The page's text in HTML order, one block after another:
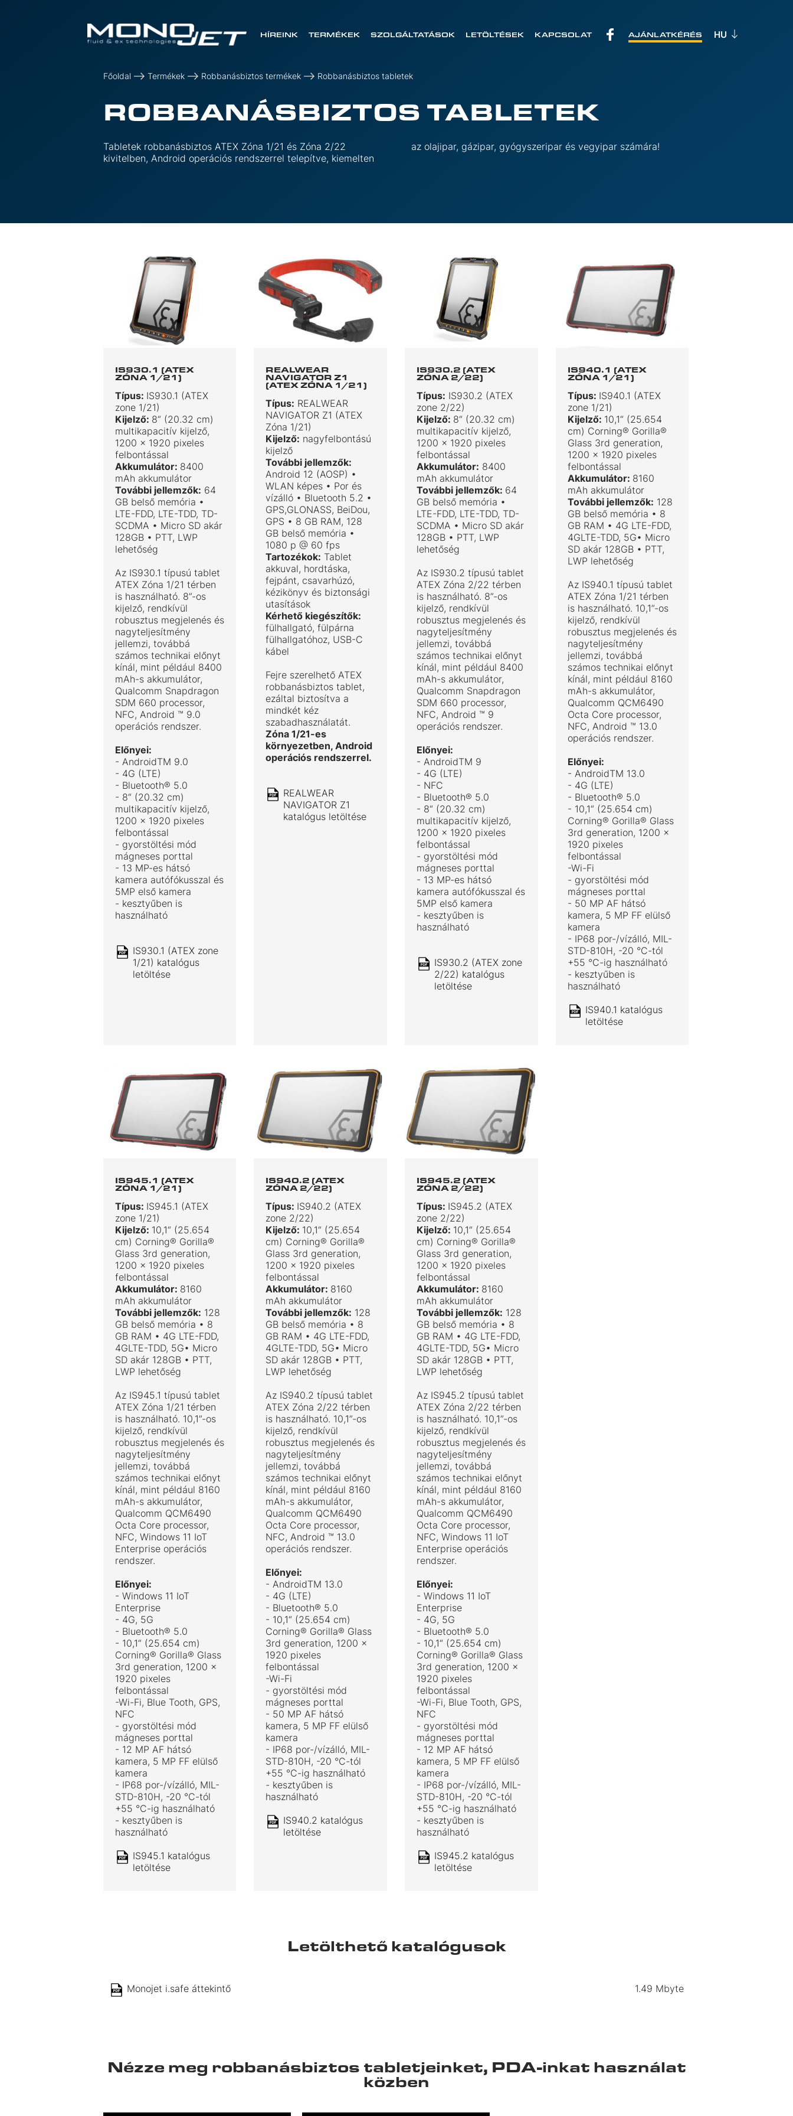
HÍREINK TERMÉKEK SZOLGÁLTATÁSOK LETÖLTÉSEK KAPCSOLAT AJÁNLATKÉRÉS
Főoldal Termékek Robbanásbiztos termékek Robbanásbiztos tabletek
ROBBANÁSBIZTOS TABLETEK
Tabletek robbanásbiztos ATEX Zóna 1/21 és Zóna 2/22
kivitelben, Android operációs rendszerrel telepítve, kiemelten
az olajipar, gázipar, gyógyszeripar és vegyipar számára!
IS930.1 (ATEX
ZÓNA 1/21)
Típus: IS930.1 (ATEX
zone 1/21)
Kijelző: 8“ (20.32 cm)
multikapacitív kijelző,
1200 x 1920 pixeles
felbontással
Akkumulátor: 8400
mAh akkumulátor
További jellemzők: 64
GB belső memória •
LTE-FDD, LTE-TDD, TD-
SCDMA • Micro SD akár
128GB • PTT, LWP
lehetőség
Az IS930.1 típusú tablet
ATEX Zóna 1/21 térben
is használható. 8”-os
kijelző, rendkívül
robusztus megjelenés és
nagyteljesítmény
jellemzi, továbbá
számos technikai előnyt
kínál, mint például 8400
mAh-s akkumulátor,
Qualcomm Snapdragon
SDM 660 processor,
NFC, Android ™ 9.0
operációs rendszer.
Előnyei:
- AndroidTM 9.0
- 4G (LTE)
- Bluetooth® 5.0
- 8“ (20.32 cm)
multikapacitív kijelző,
1200 x 1920 pixeles
felbontással
- gyorstöltési mód
mágneses porttal
- 13 MP-es hátsó
kamera autófókusszal és
5MP első kamera
- kesztyűben is
használható
IS930.1 (ATEX zone
1/21) katalógus
letöltése
REALWEAR
NAVIGATOR Z1
(ATEX ZÓNA 1/21)
Típus: REALWEAR
NAVIGATOR Z1 (ATEX
Zóna 1/21)
Kijelző: nagyfelbontású
kijelző
További jellemzők:
Android 12 (AOSP) •
WLAN képes • Por és
vízálló • Bluetooth 5.2 •
GPS,GLONASS, BeiDou,
GPS • 8 GB RAM, 128
GB belső memória •
1080 p @ 60 fps
Tartozékok: Tablet
akkuval, hordtáska,
fejpánt, csavarhúzó,
kézikönyv és biztonsági
utasítások
Kérhető kiegészítők:
fülhallgató, fülpárna
fülhallgatóhoz, USB-C
kábel
Fejre szerelhető ATEX
robbanásbiztos tablet,
ezáltal biztosítva a
mindkét kéz
szabadhasználatát.
Zóna 1/21-es
környezetben, Android
operációs rendszerrel.
REALWEAR
NAVIGATOR Z1
katalógus letöltése
IS930.2 (ATEX
ZÓNA 2/22)
Típus: IS930.2 (ATEX
zone 2/22)
Kijelző: 8“ (20.32 cm)
multikapacitív kijelző,
1200 x 1920 pixeles
felbontással
Akkumulátor: 8400
mAh akkumulátor
További jellemzők: 64
GB belső memória •
LTE-FDD, LTE-TDD, TD-
SCDMA • Micro SD akár
128GB • PTT, LWP
lehetőség
Az IS930.2 típusú tablet
ATEX Zóna 2/22 térben
is használható. 8”-os
kijelző, rendkívül
robusztus megjelenés és
nagyteljesítmény
jellemzi, továbbá
számos technikai előnyt
kínál, mint például 8400
mAh-s akkumulátor,
Qualcomm Snapdragon
SDM 660 processor,
NFC, Android ™ 9
operációs rendszer.
Előnyei:
- AndroidTM 9
- 4G (LTE)
- NFC
- Bluetooth® 5.0
- 8“ (20.32 cm)
multikapacitív kijelző,
1200 x 1920 pixeles
felbontással
- gyorstöltési mód
mágneses porttal
- 13 MP-es hátsó
kamera autófókusszal és
5MP első kamera
- kesztyűben is
használható
IS930.2 (ATEX zone
2/22) katalógus
letöltése
IS940.1 (ATEX
ZÓNA 1/21)
Típus: IS940.1 (ATEX
zone 1/21)
Kijelző: 10,1“ (25.654
cm) Corning® Gorilla®
Glass 3rd generation,
1200 x 1920 pixeles
felbontással
Akkumulátor: 8160
mAh akkumulátor
További jellemzők: 128
GB belső memória • 8
GB RAM • 4G LTE-FDD,
4GLTE-TDD, 5G• Micro
SD akár 128GB • PTT,
LWP lehetőség
Az IS940.1 típusú tablet
ATEX Zóna 1/21 térben
is használható. 10,1”-os
kijelző, rendkívül
robusztus megjelenés és
nagyteljesítmény
jellemzi, továbbá
számos technikai előnyt
kínál, mint például 8160
mAh-s akkumulátor,
Qualcomm QCM6490
Octa Core processor,
NFC, Android ™ 13.0
operációs rendszer.
Előnyei:
- AndroidTM 13.0
- 4G (LTE)
- Bluetooth® 5.0
- 10,1“ (25.654 cm)
Corning® Gorilla® Glass
3rd generation, 1200 x
1920 pixeles
felbontással
-Wi-Fi
- gyorstöltési mód
mágneses porttal
- 50 MP AF hátsó
kamera, 5 MP FF elülső
kamera
- IP68 por-/vízálló, MIL-
STD-810H, -20 °C-tól
+55 °C-ig használható
- kesztyűben is
használható
IS940.1 katalógus
letöltése
IS945.1 (ATEX
ZÓNA 1/21)
Típus: IS945.1 (ATEX
zone 1/21)
Kijelző: 10,1“ (25.654
cm) Corning® Gorilla®
Glass 3rd generation,
1200 x 1920 pixeles
felbontással
Akkumulátor: 8160
mAh akkumulátor
További jellemzők: 128
GB belső memória • 8
GB RAM • 4G LTE-FDD,
4GLTE-TDD, 5G• Micro
SD akár 128GB • PTT,
LWP lehetőség
Az IS945.1 típusú tablet
ATEX Zóna 1/21 térben
is használható. 10,1”-os
kijelző, rendkívül
robusztus megjelenés és
nagyteljesítmény
jellemzi, továbbá
számos technikai előnyt
kínál, mint például 8160
mAh-s akkumulátor,
Qualcomm QCM6490
Octa Core processor,
NFC, Windows 11 IoT
Enterprise operációs
rendszer.
Előnyei:
- Windows 11 IoT
Enterprise
- 4G, 5G
- Bluetooth® 5.0
- 10,1“ (25.654 cm)
Corning® Gorilla® Glass
3rd generation, 1200 x
1920 pixeles
felbontással
-Wi-Fi, Blue Tooth, GPS,
NFC
- gyorstöltési mód
mágneses porttal
- 12 MP AF hátsó
kamera, 5 MP FF elülső
kamera
- IP68 por-/vízálló, MIL-
STD-810H, -20 °C-tól
+55 °C-ig használható
- kesztyűben is
használható
IS945.1 katalógus
letöltése
IS940.2 (ATEX
ZÓNA 2/22)
Típus: IS940.2 (ATEX
zone 2/22)
Kijelző: 10,1“ (25.654
cm) Corning® Gorilla®
Glass 3rd generation,
1200 x 1920 pixeles
felbontással
Akkumulátor: 8160
mAh akkumulátor
További jellemzők: 128
GB belső memória • 8
GB RAM • 4G LTE-FDD,
4GLTE-TDD, 5G• Micro
SD akár 128GB • PTT,
LWP lehetőség
Az IS940.2 típusú tablet
ATEX Zóna 2/22 térben
is használható. 10,1”-os
kijelző, rendkívül
robusztus megjelenés és
nagyteljesítmény
jellemzi, továbbá
számos technikai előnyt
kínál, mint például 8160
mAh-s akkumulátor,
Qualcomm QCM6490
Octa Core processor,
NFC, Android ™ 13.0
operációs rendszer.
Előnyei:
- AndroidTM 13.0
- 4G (LTE)
- Bluetooth® 5.0
- 10,1“ (25.654 cm)
Corning® Gorilla® Glass
3rd generation, 1200 x
1920 pixeles
felbontással
-Wi-Fi
- gyorstöltési mód
mágneses porttal
- 50 MP AF hátsó
kamera, 5 MP FF elülső
kamera
- IP68 por-/vízálló, MIL-
STD-810H, -20 °C-tól
+55 °C-ig használható
- kesztyűben is
használható
IS940.2 katalógus
letöltése
IS945.2 (ATEX
ZÓNA 2/22)
Típus: IS945.2 (ATEX
zone 2/22)
Kijelző: 10,1“ (25.654
cm) Corning® Gorilla®
Glass 3rd generation,
1200 x 1920 pixeles
felbontással
Akkumulátor: 8160
mAh akkumulátor
További jellemzők: 128
GB belső memória • 8
GB RAM • 4G LTE-FDD,
4GLTE-TDD, 5G• Micro
SD akár 128GB • PTT,
LWP lehetőség
Az IS945.2 típusú tablet
ATEX Zóna 2/22 térben
is használható. 10,1”-os
kijelző, rendkívül
robusztus megjelenés és
nagyteljesítmény
jellemzi, továbbá
számos technikai előnyt
kínál, mint például 8160
mAh-s akkumulátor,
Qualcomm QCM6490
Octa Core processor,
NFC, Windows 11 IoT
Enterprise operációs
rendszer.
Előnyei:
- Windows 11 IoT
Enterprise
- 4G, 5G
- Bluetooth® 5.0
- 10,1“ (25.654 cm)
Corning® Gorilla® Glass
3rd generation, 1200 x
1920 pixeles
felbontással
-Wi-Fi, Blue Tooth, GPS,
NFC
- gyorstöltési mód
mágneses porttal
- 12 MP AF hátsó
kamera, 5 MP FF elülső
kamera
- IP68 por-/vízálló, MIL-
STD-810H, -20 °C-tól
+55 °C-ig használható
- kesztyűben is
használható
IS945.2 katalógus
letöltése
Letölthető katalógusok
Monojet i.safe áttekintő 1.49 Mbyte
Nézze meg robbanásbiztos tabletjeinket, PDA-inkat használat
közben